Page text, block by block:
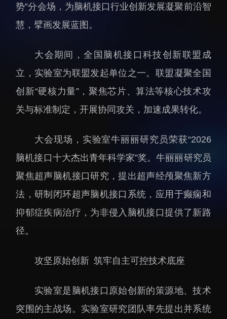
先进视界
教育概况
学生工作
学生就业
教育动态
学生活动
讲座信息
国合项目
出国境事务
来华指引
控股企业
成果超市
合作交流
势”分会场，为脑机接口行业创新发展凝聚前沿智
慧，擘画发展蓝图。
大会期间，全国脑机接口科技创新联盟成
立，实验室为联盟发起单位之一。联盟凝聚全国
创新“硬核力量”，聚焦芯片、算法等核心技术攻
关与标准制定，开展协同攻关，加速成果转化。
大会现场，实验室牛丽丽研究员荣获“2026
脑机接口十大杰出青年科学家”奖。牛丽丽研究员
聚焦超声脑机接口研究，提出超声经颅聚焦新方
法，研制闭环超声脑机接口系统，应用于癫痫和
抑郁症疾病治疗，为非侵入脑机接口提供了新路
径。
攻坚原始创新 筑牢自主可控技术底座
实验室是脑机接口原始创新的策源地、技术
突围的主战场。实验室研究团队率先提出并系统